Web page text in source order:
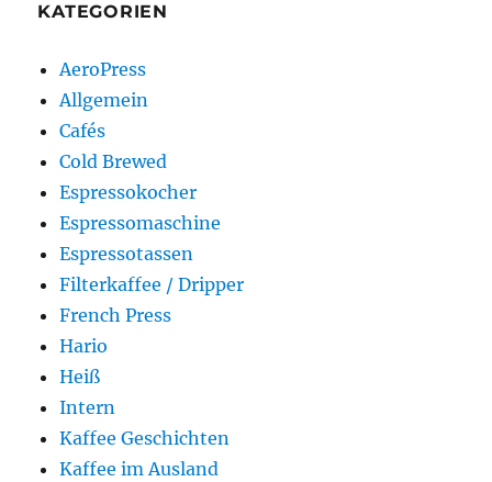
KATEGORIEN
AeroPress
Allgemein
Cafés
Cold Brewed
Espressokocher
Espressomaschine
Espressotassen
Filterkaffee / Dripper
French Press
Hario
Heiß
Intern
Kaffee Geschichten
Kaffee im Ausland